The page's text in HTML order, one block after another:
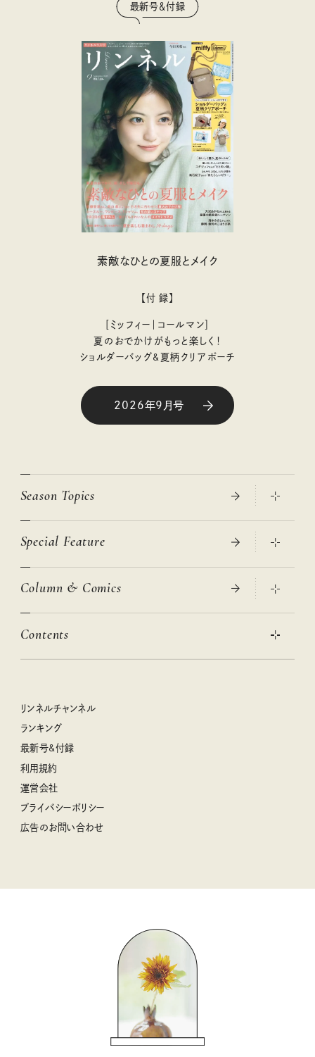
最新号＆付録
素敵なひとの夏服とメイク
【付 録】
［ミッフィー｜コールマン］
夏のおでかけがもっと楽しく！
ショルダーバッグ&夏柄クリアポーチ
2026年9月号
Season Topics
真夏のひんやりグッズ 2026
ニトリ・イケア・無印良品で賢くおしゃれなインテリア
絶品、お餅レシピ大集合！
クラフトビール案内
母の日に贈りたい、お花モチーフのアイテム
Special Feature
2026年春夏 トレンドファッションニュース
女子旅おすすめスポット 暮らすように心地いいリンネル旅ガイ
リンネル 暮らしの道具大賞
ナチュラルメイクレッスン
喜ばれる贈り物手帖
猫と一緒に心地いい暮らし
Column & Comics
ぐれいさん
空想喫茶トラノコクさんのあの店この店、喫茶訪問日記
圷みほさんのゆるっと週末キャンプ通信
豆柴・まもるくんの旅日記
柳沢小実さんのお散歩するようなゆるり旅
valoさんのかわいいもの探し
コウケンテツのヒトワザ巡り
ノーラのフィンランド旅気分
吉田羊さんの着物と12のアソビゴコロ
長谷川あかりさんの今週もお疲れ様つまみ
Contents
リンネル暮らし部
リンネルチャンネル
おぱんつ君のわくわく楽しい一週間占い
毎日が心地よくなるリンネルタロット
リンネルチャンネル
ランキング
最新号&付録
利用規約
運営会社
プライバシーポリシー
広告のお問い合わせ